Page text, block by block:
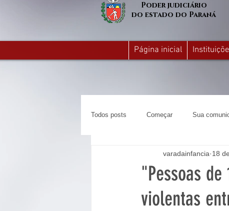
Poder judiciário
do estado do Paraná
Página inicial
Todos posts Começar Sua
"Pessoas
violentas
varadainfancia 18